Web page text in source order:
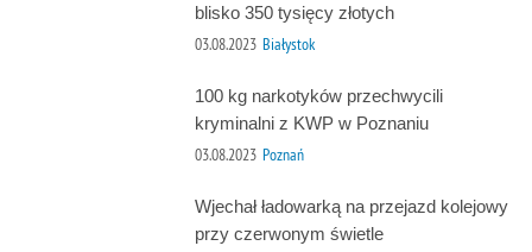
blisko 350 tysięcy złotych
03.08.2023 Białystok
100 kg narkotyków przechwycili
kryminalni z KWP w Poznaniu
03.08.2023 Poznań
Wjechał ładowarką na przejazd kolejowy
przy czerwonym świetle